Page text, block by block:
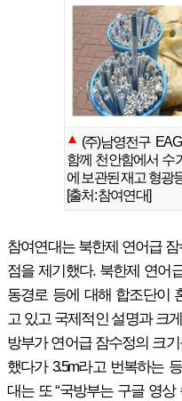
(주)남영전구
함께 천안함에서 수
에 보관된 재고 형광
[출처: 참여연대]
참여연대는 북한제 연어급
점을 제기했다. 북한제 연어
동경로 등에 대해 합조단이
고 있고 국제적인 설명과 크
방부가 연어급 잠수정의 크
했다가 3.5m라고 번복하는
대는 또 “국방부는 구글 영상